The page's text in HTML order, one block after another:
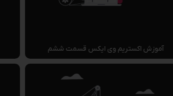
آموزش اکستریم وی ایکس قسمت ششم